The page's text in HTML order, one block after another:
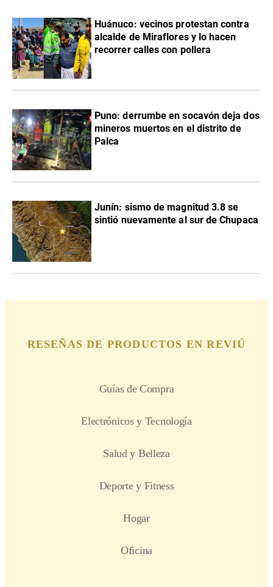
Huánuco: vecinos protestan contra
alcalde de Miraflores y lo hacen
recorrer calles con pollera
Puno: derrumbe en socavón deja dos
mineros muertos en el distrito de
Palca
Junín: sismo de magnitud 3.8 se
sintió nuevamente al sur de Chupaca